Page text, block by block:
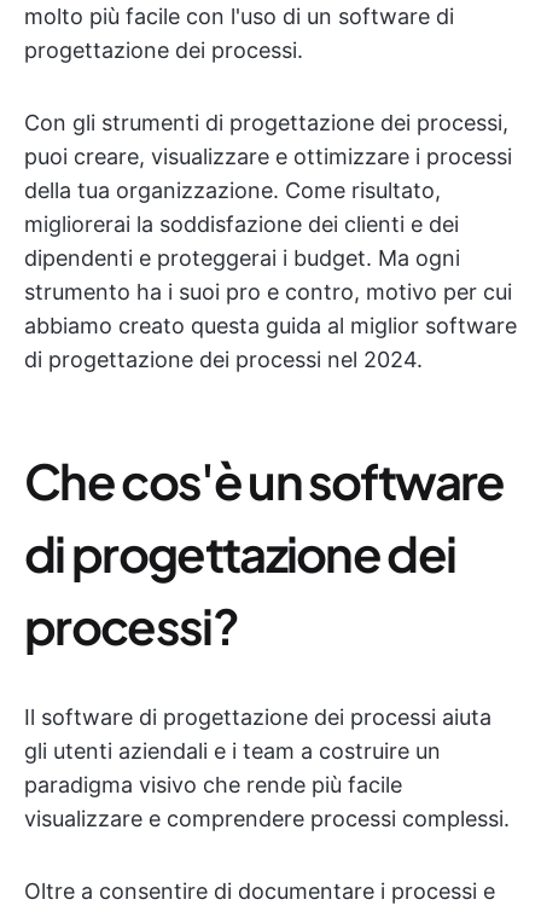
molto più facile con l'uso di un software di
progettazione dei processi.
Con gli strumenti di progettazione dei processi,
puoi creare, visualizzare e ottimizzare i processi
della tua organizzazione. Come risultato,
migliorerai la soddisfazione dei clienti e dei
dipendenti e proteggerai i budget. Ma ogni
strumento ha i suoi pro e contro, motivo per cui
abbiamo creato questa guida al miglior software
di progettazione dei processi nel 2024.
Che cos'è un software
di progettazione dei
processi?
Il software di progettazione dei processi aiuta
gli utenti aziendali e i team a costruire un
paradigma visivo che rende più facile
visualizzare e comprendere processi complessi.
Oltre a consentire di documentare i processi e